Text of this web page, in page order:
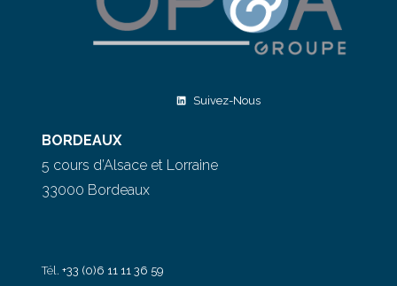
Suivez-Nous
BORDEAUX
5 cours d’Alsace et Lorraine
33000 Bordeaux
Tél.+33 (0)6 11 11 36 59